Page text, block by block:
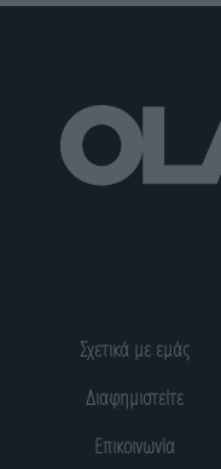
Σχετικά με εμάς
Διαφημιστείτε
Επικοινωνία